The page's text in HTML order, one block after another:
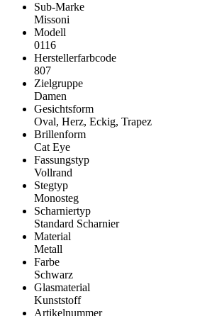
Sub-Marke
Missoni
Modell
0116
Herstellerfarbcode
807
Zielgruppe
Damen
Gesichtsform
Oval, Herz, Eckig, Trapez
Brillenform
Cat Eye
Fassungstyp
Vollrand
Stegtyp
Monosteg
Scharniertyp
Standard Scharnier
Material
Metall
Farbe
Schwarz
Glasmaterial
Kunststoff
Artikelnummer